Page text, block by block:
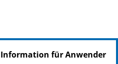
für Anwender